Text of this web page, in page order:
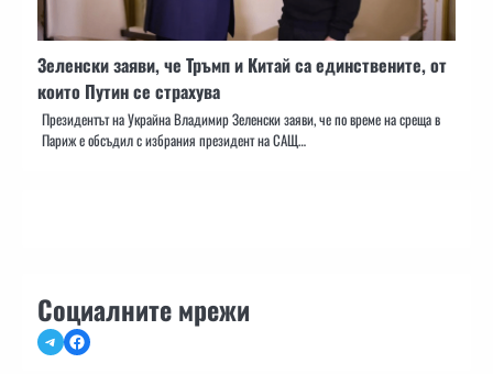
Зеленски заяви, че Тръмп и Китай са единствените, от
които Путин се страхува
Президентът на Украйна Владимир Зеленски заяви, че по време на среща в
Париж е обсъдил с избрания президент на САЩ…
Социалните мрежи
TelegramFacebook